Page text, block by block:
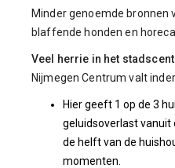
Minder genoemde bronnen
blaffende honden en
Veel herrie in het
Nijmegen Centrum valt
Hier geeft 1 op de 3
geluidsoverlast vanuit
de helft van de
momenten.